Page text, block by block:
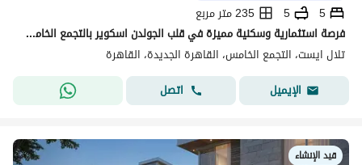
5
5
235 متر مربع
فرصة استثمارية وسكنية مميزة في قلب الجولدن اسكوير بالتجمع الخامس استلم تاون هاوس كامل التشطيب بالتكيفات مقدم 2 مليون واقساط حتى 2031
تلال ايست، التجمع الخامس، القاهرة الجديدة، القاهرة
الإيميل
اتصل
قيد الإنشاء